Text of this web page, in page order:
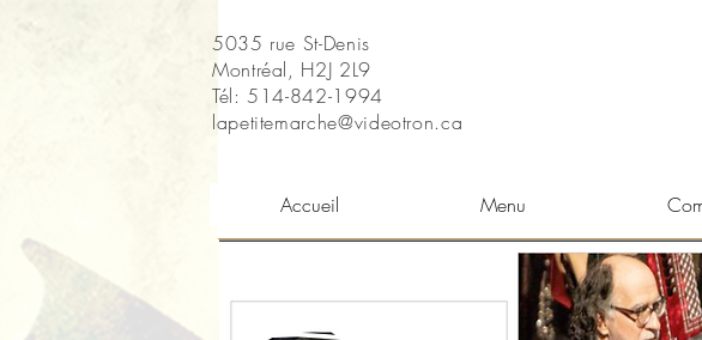
5035 rue St-Denis
Montréal, H2J 2L9
Tél: 514-842-1994
lapetitemarche@videotron.ca
Accueil Menu